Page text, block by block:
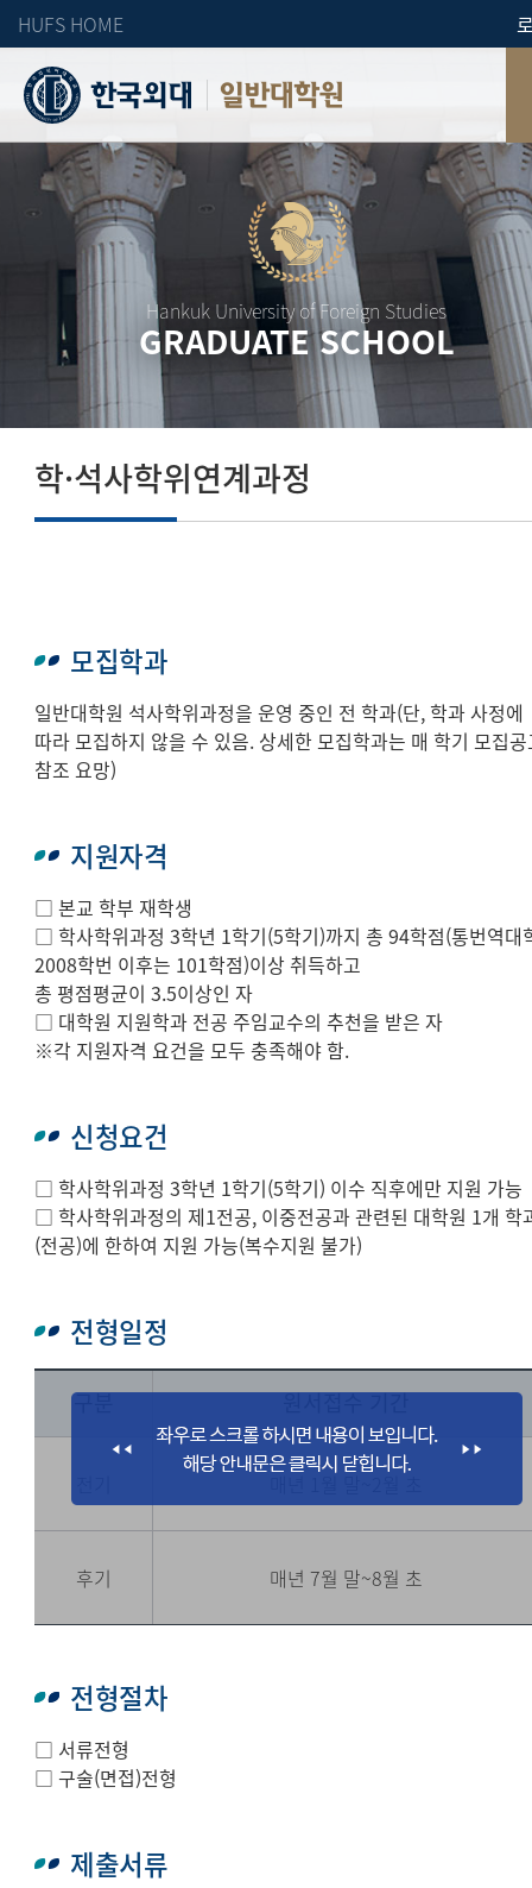
HUFS HOME
일반대학원
Hankuk University of Foreign Studies
GRADUATE SCHOOL
학·석사학위연계과정
모집학과
일반대학원 석사학위과정을 운영 중인 전 학과(단, 학과 사정에
따라 모집하지 않을 수 있음. 상세한 모집학과는 매 학기 모집
참조 요망)
지원자격
□ 본교 학부 재학생
□ 학사학위과정 3학년 1학기(5학기)까지 총 94학점(통번역대
2008학번 이후는 101학점)이상 취득하고
총 평점평균이 3.5이상인 자
□ 대학원 지원학과 전공 주임교수의 추천을 받은 자
※각 지원자격 요건을 모두 충족해야 함.
신청요건
□ 학사학위과정 3학년 1학기(5학기) 이수 직후에만 지원 가능
□ 학사학위과정의 제1전공, 이중전공과 관련된 대학원 1개 학
(전공)에 한하여 지원 가능(복수지원 불가)
전형일정
구분 원서접수 기간
후기 매년 7월 말~8월 초
전형절차
□ 서류전형
□ 구술(면접)전형
제출서류